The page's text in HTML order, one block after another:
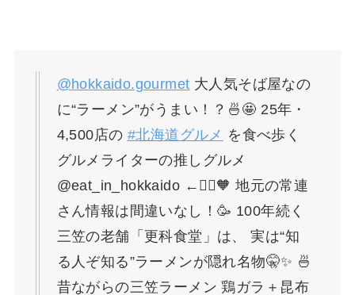
@hokkaido.gourmet 大人気そば屋なの
に“ラーメン”がうまい！？🍜🤩 25年・
4,500店の #北海道グルメ を食べ歩く
グルメライターの推しグルメ
@eat_in_hokkaido ←🙋‍♀️🧡 地元の常連
さん情報は間違いなし！🥳 100年続く
三笠の老舗「更科食堂」は、 実は“知
る人ぞ知る”ラーメンが隠れ名物🤫✨ 🍜
昔ながらの三笠ラーメン 鶏ガラ＋昆布